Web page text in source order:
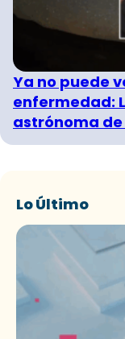
Ya no puede
enfermedad:
astrónoma de
Lo Último